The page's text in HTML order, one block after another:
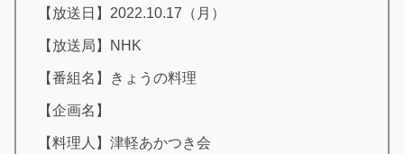
【放送日】2022.10.17（月）
【放送局】NHK
【番組名】きょうの料理
【企画名】
【料理人】津軽あかつき会